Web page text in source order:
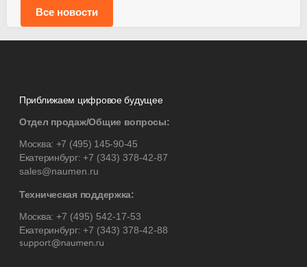
Все новости
Приближаем цифровое будущее
Отдел продаж/Общие вопросы:
Москва: +7 (495) 145-90-45
Екатеринбург:+7 (343) 378-42-87
sales@naumen.ru
Техническая поддержка:
Москва: +7 (495) 542-17-53
Екатеринбург:+7 (343) 378-42-88